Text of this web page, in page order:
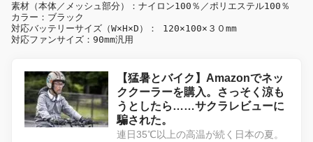
素材（本体／メッシュ部分）：ナイロン100％／ポリエステル100％
カラー：ブラック
対応バッテリーサイズ（W×H×D）： 120×100×３０mm
対応ファンサイズ：90mm汎用
【猛暑とバイク】Amazonでネッ
ククーラーを購入。さっそく涼も
うとしたら……サクラレビューに
騙された。
連日35℃以上の高温が続く日本の夏。